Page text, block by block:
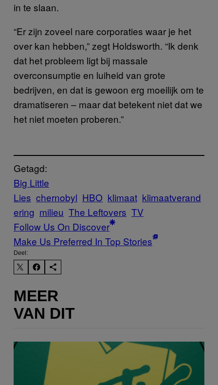
in te slaan.
“Er zijn zoveel nare corporaties waar je het
over kan hebben,” zegt Holdsworth. “Ik denk
dat het probleem ligt bij massale
overconsumptie en luiheid van grote
bedrijven, en dat is gewoon erg moeilijk om te
dramatiseren – maar dat betekent niet dat we
het niet moeten proberen.”
Getagd:
Big Little
Lies chernobyl HBO klimaat klimaatverand
ering milieu The Leftovers TV
Follow Us On Discover
Make Us Preferred In Top Stories
Deel:
MEER
VAN DIT